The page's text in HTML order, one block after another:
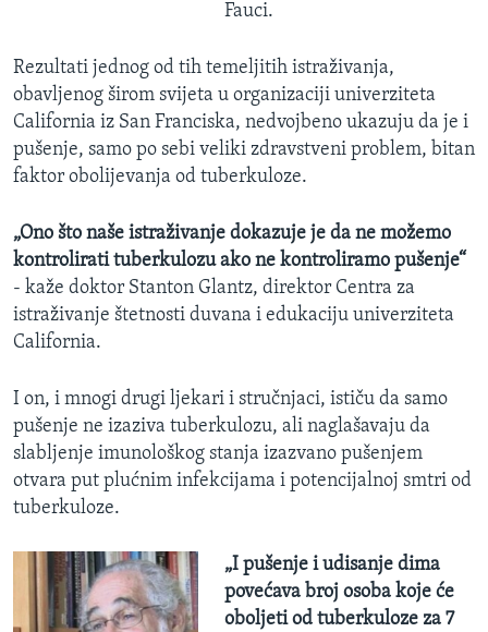
Fauci.
Rezultati jednog od tih temeljitih istraživanja,
obavljenog širom svijeta u organizaciji univerziteta
California iz San Franciska, nedvojbeno ukazuju da je i
pušenje, samo po sebi veliki zdravstveni problem, bitan
faktor obolijevanja od tuberkuloze.
„Ono što naše istraživanje dokazuje je da ne možemo
kontrolirati tuberkulozu ako ne kontroliramo pušenje“
- kaže doktor Stanton Glantz, direktor Centra za
istraživanje štetnosti duvana i edukaciju univerziteta
California.
I on, i mnogi drugi ljekari i stručnjaci, ističu da samo
pušenje ne izaziva tuberkulozu, ali naglašavaju da
slabljenje imunološkog stanja izazvano pušenjem
otvara put plućnim infekcijama i potencijalnoj smtri od
tuberkuloze.
„I pušenje i udisanje dima
povećava broj osoba koje će
oboljeti od tuberkuloze za 7